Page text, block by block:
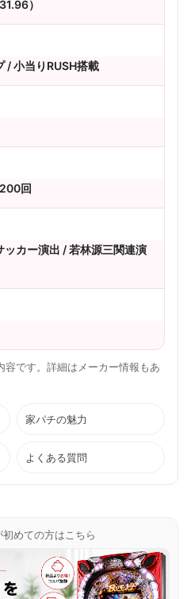
）
/ 小当りRUSH搭載
回
カー演出 / 若林源三関連演
です。詳細はメーカー情報もあ
家パチの魅力
よくある質問
めての方はこちら